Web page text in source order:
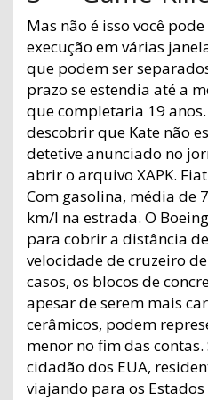
Mas não é isso você
execução em várias
que podem ser
prazo se estendia até a
que completaria 19
descobrir que Kate não
detetive anunciado no
abrir o arquivo XAPK.
Com gasolina, média de
km/l na estrada. O
para cobrir a distância
velocidade de cruzeiro
casos, os blocos de
apesar de serem mais
cerâmicos, podem
menor no fim das contas.
cidadão dos EUA,
viajando para os